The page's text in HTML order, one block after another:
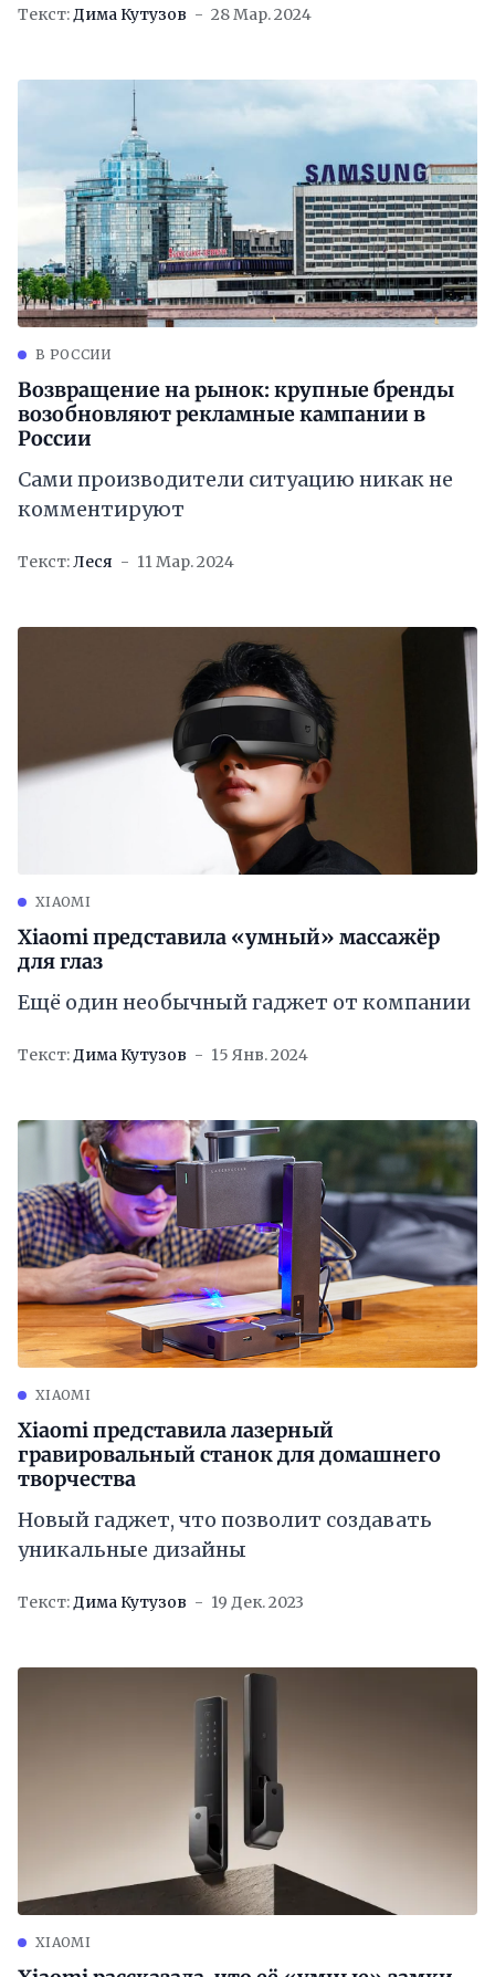
Текст:Дима Кутузов 28 Мар. 2024
В РОССИИ
Возвращение на рынок: крупные бренды
возобновляют рекламные кампании в
России
Сами производители ситуацию никак не
комментируют
Текст:Леся 11 Мар. 2024
XIAOMI
Xiaomi представила «умный» массажёр
для глаз
Ещё один необычный гаджет от компании
Текст:Дима Кутузов 15 Янв. 2024
XIAOMI
Xiaomi представила лазерный
гравировальный станок для домашнего
творчества
Новый гаджет, что позволит создавать
уникальные дизайны
Текст:Дима Кутузов 19 Дек. 2023
XIAOMI